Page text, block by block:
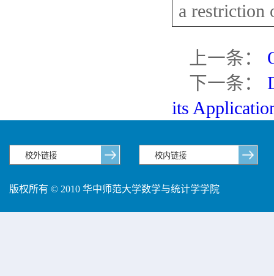
a restriction
上一条：
下一条：
its
版权所有 © 2010 华中师范大学数学与统计学学院